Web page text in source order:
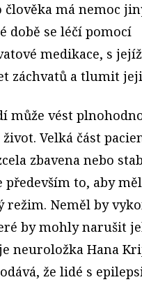
člověka má nemoc
době se léčí pomocí
medikace, s
záchvatů a tlumit
může vést
Velká část
zbavena nebo
především to, aby
režim. Neměl by
by mohly narušit
neuroložka Hana
že lidé s